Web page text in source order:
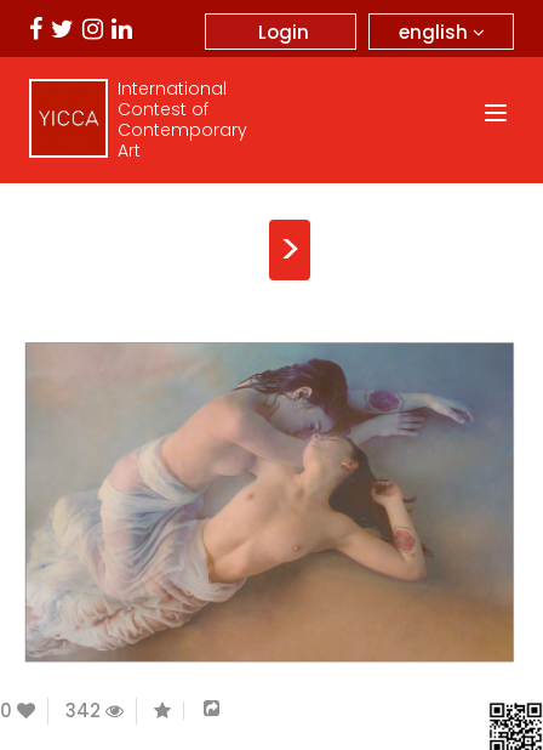
english
Login
International
Contest of
Contemporary
Art
>
0 342